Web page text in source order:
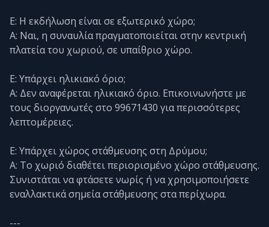
Ε: Η εκδήλωση είναι σε εξωτερικό χώρο;
Α: Ναι, η συναυλία πραγματοποιείται στην κεντρική
πλατεία του χωριού, σε υπαίθριο χώρο.
Ε: Υπάρχει ηλικιακό όριο;
Α: Δεν αναφέρεται ηλικιακό όριο. Επικοινωνήστε με
τους διοργανωτές στο 99671430 για περισσότερες
λεπτομέρειες.
Ε: Υπάρχει χώρος στάθμευσης στη Δρύμου;
Α: Το χωριό διαθέτει περιορισμένο χώρο στάθμευσης.
Συνιστάται να φτάσετε νωρίς ή να χρησιμοποιήσετε
εναλλακτικά σημεία στάθμευσης στα περίχωρα.
---